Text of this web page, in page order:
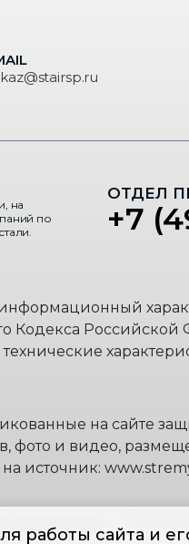
работы сайта и
на
по
ОТДЕЛ
+7
Кодекса
на сайте
фото и видео,
источник:
защищены